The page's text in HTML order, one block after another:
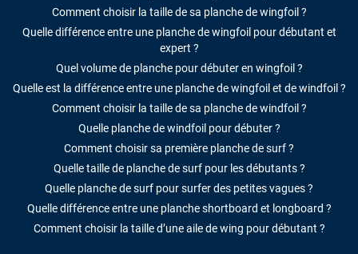
Comment choisir la taille de sa planche de wingfoil ?
Quelle différence entre une planche de wingfoil pour débutant et
expert ?
Quel volume de planche pour débuter en wingfoil ?
Quelle est la différence entre une planche de wingfoil et de windfoil ?
Comment choisir la taille de sa planche de windfoil ?
Quelle planche de windfoil pour débuter ?
Comment choisir sa première planche de surf ?
Quelle taille de planche de surf pour les débutants ?
Quelle planche de surf pour surfer des petites vagues ?
Quelle différence entre une planche shortboard et longboard ?
Comment choisir la taille d’une aile de wing pour débutant ?